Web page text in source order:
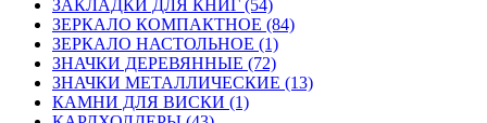
ЗАКЛАДКИ ДЛЯ КНИГ (54)
ЗЕРКАЛО КОМПАКТНОЕ (84)
ЗЕРКАЛО НАСТОЛЬНОЕ (1)
ЗНАЧКИ ДЕРЕВЯННЫЕ (72)
ЗНАЧКИ МЕТАЛЛИЧЕСКИЕ (13)
КАМНИ ДЛЯ ВИСКИ (1)